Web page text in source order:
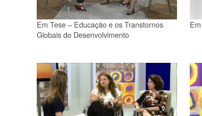
Em Tese – Educação e os Transtornos
Globais do Desenvolvimento